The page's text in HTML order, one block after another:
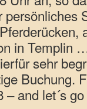
in Templin
sehr
Buchung.
and let´s